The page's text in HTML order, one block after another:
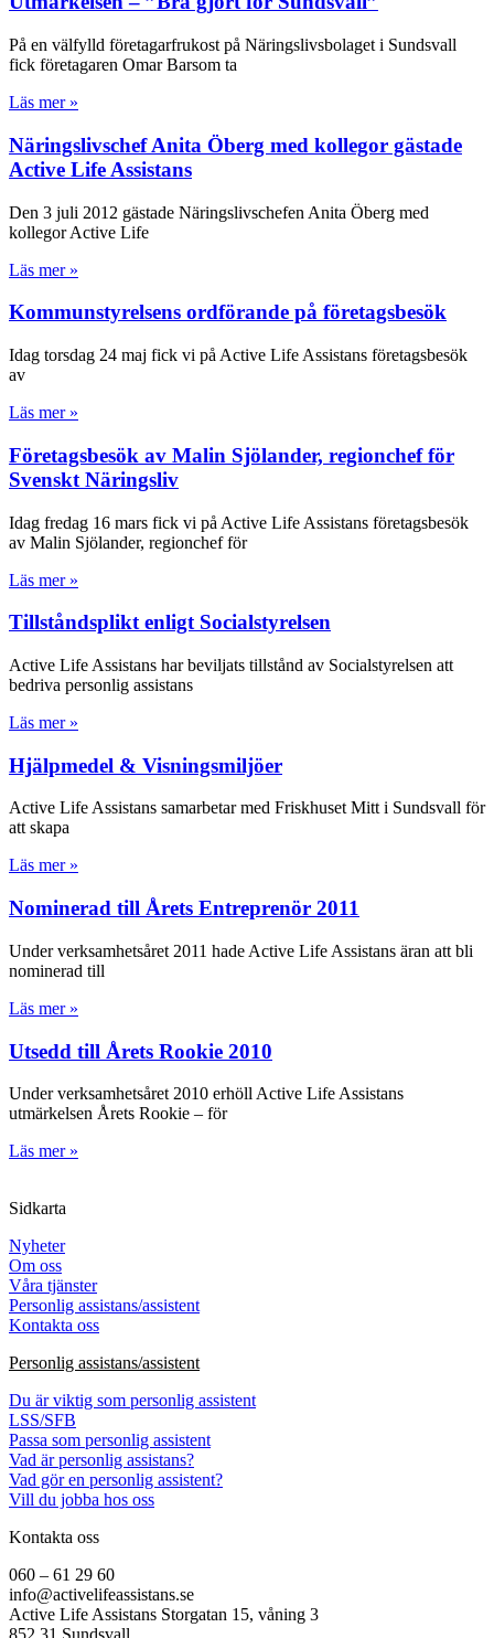
På en välfylld företagarfrukost på Näringslivsbolaget i Sundsvall
fick företagaren Omar Barsom ta
Läs mer »
Näringslivschef Anita Öberg med kollegor gästade
Active Life Assistans
Den 3 juli 2012 gästade Näringslivschefen Anita Öberg med
kollegor Active Life
Läs mer »
Kommunstyrelsens ordförande på företagsbesök
Idag torsdag 24 maj fick vi på Active Life Assistans företagsbesök
av
Läs mer »
Företagsbesök av Malin Sjölander, regionchef för
Svenskt Näringsliv
Idag fredag 16 mars fick vi på Active Life Assistans företagsbesök
av Malin Sjölander, regionchef för
Läs mer »
Tillståndsplikt enligt Socialstyrelsen
Active Life Assistans har beviljats tillstånd av Socialstyrelsen att
bedriva personlig assistans
Läs mer »
Hjälpmedel & Visningsmiljöer
Active Life Assistans samarbetar med Friskhuset Mitt i Sundsvall för
att skapa
Läs mer »
Nominerad till Årets Entreprenör 2011
Under verksamhetsåret 2011 hade Active Life Assistans äran att bli
nominerad till
Läs mer »
Utsedd till Årets Rookie 2010
Under verksamhetsåret 2010 erhöll Active Life Assistans
utmärkelsen Årets Rookie – för
Läs mer »
Sidkarta
Nyheter
Om oss
Våra tjänster
Personlig assistans/assistent
Kontakta oss
Personlig assistans/assistent
Du är viktig som personlig assistent
LSS/SFB
Passa som personlig assistent
Vad är personlig assistans?
Vad gör en personlig assistent?
Vill du jobba hos oss
Kontakta oss
060 – 61 29 60
info@activelifeassistans.se
Active Life Assistans Storgatan 15, våning 3